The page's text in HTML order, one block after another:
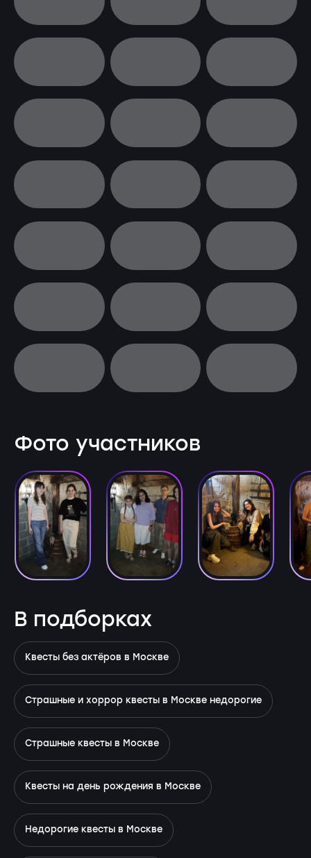
Фото участников
В подборках
Квесты без актёров в Москве
Страшные и хоррор квесты в Москве недорогие
Страшные квесты в Москве
Квесты на день рождения в Москве
Недорогие квесты в Москве